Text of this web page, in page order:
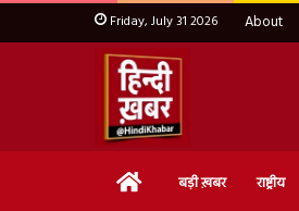
Friday, July 31 2026 About
Home बड़ी ख़बर राष्ट्रीय